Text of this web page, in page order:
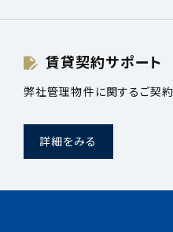
賃貸契約サポート
弊社管理物件に関するご契約
詳細をみる